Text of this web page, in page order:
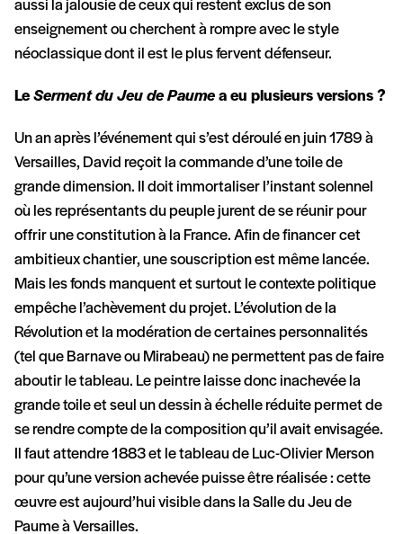
aussi la jalousie de ceux qui restent exclus de son
enseignement ou cherchent à rompre avec le style
néoclassique dont il est le plus fervent défenseur.
Le Serment du Jeu de Paume a eu plusieurs versions ?
Un an après l’événement qui s’est déroulé en juin 1789 à
Versailles, David reçoit la commande d’une toile de
grande dimension. Il doit immortaliser l’instant solennel
où les représentants du peuple jurent de se réunir pour
offrir une constitution à la France. Afin de financer cet
ambitieux chantier, une souscription est même lancée.
Mais les fonds manquent et surtout le contexte politique
empêche l’achèvement du projet. L’évolution de la
Révolution et la modération de certaines personnalités
(tel que Barnave ou Mirabeau) ne permettent pas de faire
aboutir le tableau. Le peintre laisse donc inachevée la
grande toile et seul un dessin à échelle réduite permet de
se rendre compte de la composition qu’il avait envisagée.
Il faut attendre 1883 et le tableau de Luc-Olivier Merson
pour qu’une version achevée puisse être réalisée : cette
œuvre est aujourd’hui visible dans la Salle du Jeu de
Paume à Versailles.